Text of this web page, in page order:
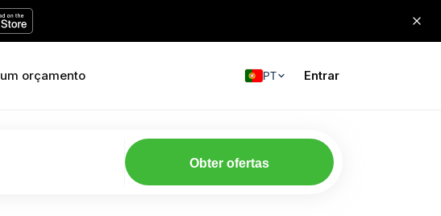
orçamento PT Entrar
Obter ofertas